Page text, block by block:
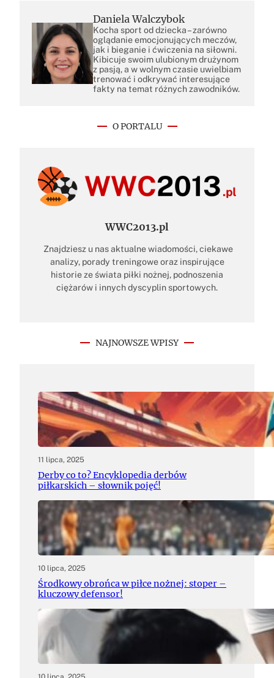
Daniela Walczybok
Kocha sport od dziecka – zarówno
oglądanie emocjonujących meczów,
jak i bieganie i ćwiczenia na siłowni.
Kibicuje swoim ulubionym drużynom
z pasją, a w wolnym czasie uwielbiam
trenować i odkrywać interesujące
fakty na temat różnych zawodników.
O PORTALU
WWC2013.pl
Znajdziesz u nas aktualne wiadomości, ciekawe
analizy, porady treningowe oraz inspirujące
historie ze świata piłki nożnej, podnoszenia
ciężarów i innych dyscyplin sportowych.
NAJNOWSZE WPISY
11 lipca, 2025
Derby co to? Encyklopedia derbów
piłkarskich – słownik pojęć!
10 lipca, 2025
Środkowy obrońca w piłce nożnej: stoper –
kluczowy defensor!